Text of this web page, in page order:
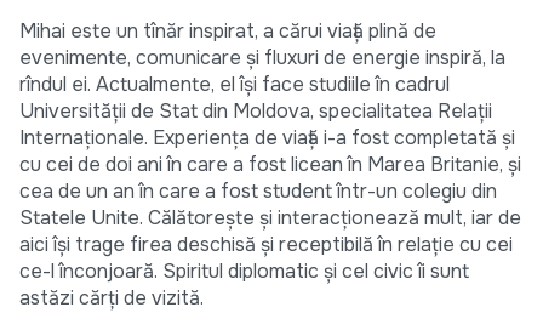
Mihai este un tînăr inspirat, a cărui viață plină de
evenimente, comunicare și fluxuri de energie inspiră, la
rîndul ei. Actualmente, el își face studiile în cadrul
Universității de Stat din Moldova, specialitatea Relații
Internaționale. Experiența de viață i-a fost completată și
cu cei de doi ani în care a fost licean în Marea Britanie, și
cea de un an în care a fost student într-un colegiu din
Statele Unite. Călătorește și interacționează mult, iar de
aici își trage firea deschisă și receptibilă în relație cu cei
ce-l înconjoară. Spiritul diplomatic și cel civic îi sunt
astăzi cărți de vizită.